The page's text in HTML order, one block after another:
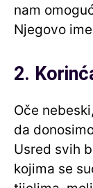
nam
Njegovo
2.
Oče
da
Usred svih
kojima se